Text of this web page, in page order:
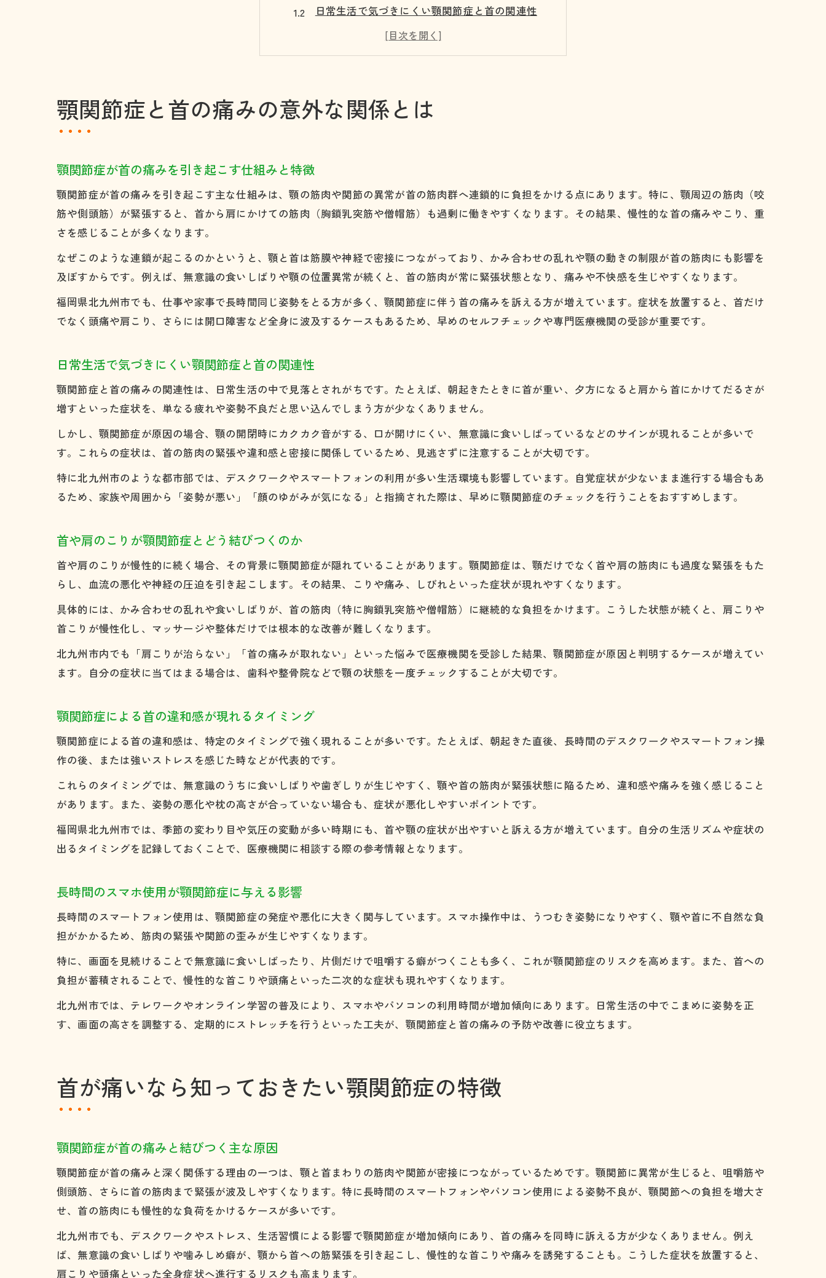
日常生活で気づきにくい顎関節症と首の関連性
首や肩のこりが顎関節症とどう結びつくのか
顎関節症による首の違和感が現れるタイミング
首が痛いなら知っておきたい顎関節症の特徴
顎関節症が首の痛みと結びつく主な原因
顎関節症のセルフチェック方法と注意点
顎関節症の診断に強い医療機関の特徴とは
顎関節症を相談する際の診療科目の基礎知識
顎関節症がロッキングを招く理由を徹底調査
首の痛みも関係する顎関節症のロッキング症状
顎関節症でロッキングが起きやすい生活習慣
ロッキングから首への負担が増す流れの実態
八幡西区や小倉北区で顎関節症を相談するコツ
顎関節症で信頼できる医療機関の選び方ガイド
地元で評判の良い顎関節症治療の特徴とは
顎関節症と首の痛み相談時に伝えるべき内容
セルフケアで改善を目指す顎関節症の具体策
首の痛み軽減に役立つ顎関節症セルフケア法
自宅でできる顎関節症予防ストレッチのコツ
顎関節症による首こり解消のセルフマッサージ
顎関節症と首の痛みの意外な関係とは
顎関節症が首の痛みを引き起こす仕組みと特徴
顎関節症が首の痛みを引き起こす主な仕組みは、顎の筋肉や関節の異常が首の筋肉群へ連鎖的に負担をかける点にあります。特に、顎周辺の筋肉（咬
筋や側頭筋）が緊張すると、首から肩にかけての筋肉（胸鎖乳突筋や僧帽筋）も過剰に働きやすくなります。その結果、慢性的な首の痛みやこり、重
さを感じることが多くなります。
なぜこのような連鎖が起こるのかというと、顎と首は筋膜や神経で密接につながっており、かみ合わせの乱れや顎の動きの制限が首の筋肉にも影響を
及ぼすからです。例えば、無意識の食いしばりや顎の位置異常が続くと、首の筋肉が常に緊張状態となり、痛みや不快感を生じやすくなります。
福岡県北九州市でも、仕事や家事で長時間同じ姿勢をとる方が多く、顎関節症に伴う首の痛みを訴える方が増えています。症状を放置すると、首だけ
でなく頭痛や肩こり、さらには開口障害など全身に波及するケースもあるため、早めのセルフチェックや専門医療機関の受診が重要です。
日常生活で気づきにくい顎関節症と首の関連性
顎関節症と首の痛みの関連性は、日常生活の中で見落とされがちです。たとえば、朝起きたときに首が重い、夕方になると肩から首にかけてだるさが
増すといった症状を、単なる疲れや姿勢不良だと思い込んでしまう方が少なくありません。
しかし、顎関節症が原因の場合、顎の開閉時にカクカク音がする、口が開けにくい、無意識に食いしばっているなどのサインが現れることが多いで
す。これらの症状は、首の筋肉の緊張や違和感と密接に関係しているため、見逃さずに注意することが大切です。
特に北九州市のような都市部では、デスクワークやスマートフォンの利用が多い生活環境も影響しています。自覚症状が少ないまま進行する場合もあ
るため、家族や周囲から「姿勢が悪い」「顔のゆがみが気になる」と指摘された際は、早めに顎関節症のチェックを行うことをおすすめします。
首や肩のこりが顎関節症とどう結びつくのか
首や肩のこりが慢性的に続く場合、その背景に顎関節症が隠れていることがあります。顎関節症は、顎だけでなく首や肩の筋肉にも過度な緊張をもた
らし、血流の悪化や神経の圧迫を引き起こします。その結果、こりや痛み、しびれといった症状が現れやすくなります。
具体的には、かみ合わせの乱れや食いしばりが、首の筋肉（特に胸鎖乳突筋や僧帽筋）に継続的な負担をかけます。こうした状態が続くと、肩こりや
首こりが慢性化し、マッサージや整体だけでは根本的な改善が難しくなります。
北九州市内でも「肩こりが治らない」「首の痛みが取れない」といった悩みで医療機関を受診した結果、顎関節症が原因と判明するケースが増えてい
ます。自分の症状に当てはまる場合は、歯科や整骨院などで顎の状態を一度チェックすることが大切です。
顎関節症による首の違和感が現れるタイミング
顎関節症による首の違和感は、特定のタイミングで強く現れることが多いです。たとえば、朝起きた直後、長時間のデスクワークやスマートフォン操
作の後、または強いストレスを感じた時などが代表的です。
これらのタイミングでは、無意識のうちに食いしばりや歯ぎしりが生じやすく、顎や首の筋肉が緊張状態に陥るため、違和感や痛みを強く感じること
があります。また、姿勢の悪化や枕の高さが合っていない場合も、症状が悪化しやすいポイントです。
福岡県北九州市では、季節の変わり目や気圧の変動が多い時期にも、首や顎の症状が出やすいと訴える方が増えています。自分の生活リズムや症状の
出るタイミングを記録しておくことで、医療機関に相談する際の参考情報となります。
長時間のスマホ使用が顎関節症に与える影響
長時間のスマートフォン使用は、顎関節症の発症や悪化に大きく関与しています。スマホ操作中は、うつむき姿勢になりやすく、顎や首に不自然な負
担がかかるため、筋肉の緊張や関節の歪みが生じやすくなります。
特に、画面を見続けることで無意識に食いしばったり、片側だけで咀嚼する癖がつくことも多く、これが顎関節症のリスクを高めます。また、首への
負担が蓄積されることで、慢性的な首こりや頭痛といった二次的な症状も現れやすくなります。
北九州市では、テレワークやオンライン学習の普及により、スマホやパソコンの利用時間が増加傾向にあります。日常生活の中でこまめに姿勢を正
す、画面の高さを調整する、定期的にストレッチを行うといった工夫が、顎関節症と首の痛みの予防や改善に役立ちます。
首が痛いなら知っておきたい顎関節症の特徴
顎関節症が首の痛みと結びつく主な原因
顎関節症が首の痛みと深く関係する理由の一つは、顎と首まわりの筋肉や関節が密接につながっているためです。顎関節に異常が生じると、咀嚼筋や
側頭筋、さらに首の筋肉まで緊張が波及しやすくなります。特に長時間のスマートフォンやパソコン使用による姿勢不良が、顎関節への負担を増大さ
せ、首の筋肉にも慢性的な負荷をかけるケースが多いです。
北九州市でも、デスクワークやストレス、生活習慣による影響で顎関節症が増加傾向にあり、首の痛みを同時に訴える方が少なくありません。例え
ば、無意識の食いしばりや噛みしめ癖が、顎から首への筋緊張を引き起こし、慢性的な首こりや痛みを誘発することも。こうした症状を放置すると、
肩こりや頭痛といった全身症状へ進行するリスクも高まります。